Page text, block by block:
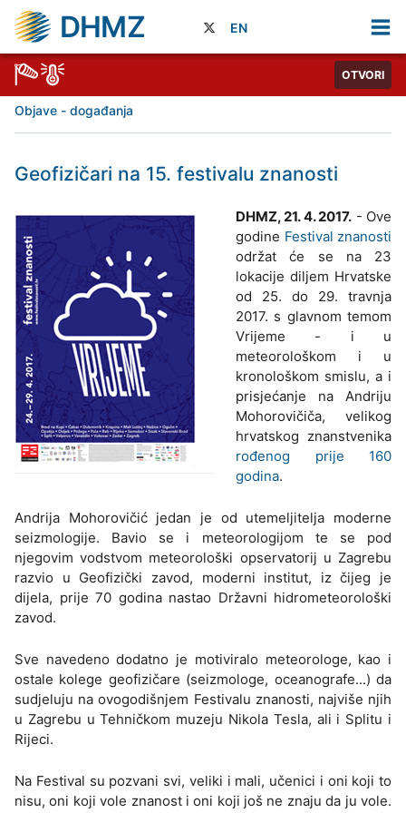
DHMZ EN
OTVORI
Objave - događanja
Geofizičari na 15. festivalu znanosti
DHMZ, 21. 4. 2017. - Ove
godine Festival znanosti
održat će se na 23
lokacije diljem Hrvatske
od 25. do 29. travnja
2017. s glavnom temom
Vrijeme - i u
meteorološkom i u
kronološkom smislu, a i
prisjećanje na Andriju
Mohorovičiča, velikog
hrvatskog znanstvenika
rođenog prije 160
godina.
Andrija Mohorovičić jedan je od utemeljitelja moderne
seizmologije. Bavio se i meteorologijom te se pod
njegovim vodstvom meteorološki opservatorij u Zagrebu
razvio u Geofizički zavod, moderni institut, iz čijeg je
dijela, prije 70 godina nastao Državni hidrometeorološki
zavod.
Sve navedeno dodatno je motiviralo meteorologe, kao i
ostale kolege geofizičare (seizmologe, oceanografe...) da
sudjeluju na ovogodišnjem Festivalu znanosti, najviše njih
u Zagrebu u Tehničkom muzeju Nikola Tesla, ali i Splitu i
Rijeci.
Na Festival su pozvani svi, veliki i mali, učenici i oni koji to
nisu, oni koji vole znanost i oni koji još ne znaju da ju vole.